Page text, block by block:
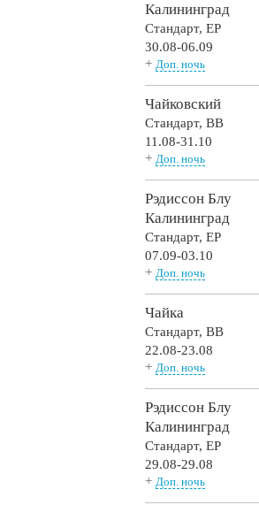
Калининград
Стандарт,EP
30.08-06.09
+Доп. ночь
Чайковский
Стандарт,BB
11.08-31.10
+Доп. ночь
Рэдиссон Блу
Калининград
Стандарт,EP
07.09-03.10
+Доп. ночь
Чайка
Стандарт,BB
22.08-23.08
+Доп. ночь
Рэдиссон Блу
Калининград
Стандарт,EP
29.08-29.08
+Доп. ночь